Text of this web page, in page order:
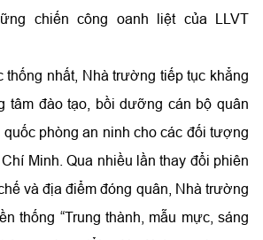
chiến công oanh liệt của LLVT
nhất, Nhà trường tiếp tục khẳng
tâm đào tạo, bồi dưỡng cán bộ quân
phòng an ninh cho các đối tượng
Minh. Qua nhiều lần thay đổi phiên
và địa điểm đóng quân, Nhà trường
thống “Trung thành, mẫu mực, sáng